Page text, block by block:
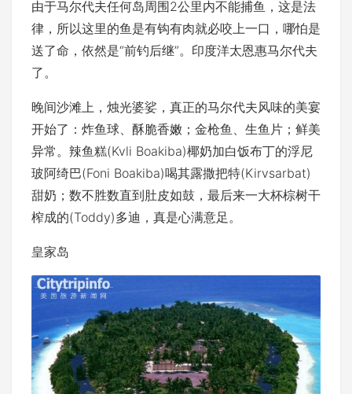
由于马尔代夫任何岛周围2公里内不能捕鱼，这是法
律，所以这里的鱼是有钩有肉就必咬上一口，哪怕是
送了命，依然是“前钓后继”。印度洋太恩惠马尔代夫
了。
晚间沙滩上，烛光婆娑，真正的马尔代夫风味的美宴
开始了：炸鱼球、酥脆香嫩；金枪鱼、生鱼片；鲜美
异常。辣鱼糕(Kvli Boakiba)椰奶加白饭布丁的浮尼
玻阿绮巴(Foni Boakiba)喝其露撒把特(Kirvsarbat)
甜奶；数不胜数直到肚皮如鼓，最后来一大杯棕树干
榨成的(Toddy)多迪，真是心满意足。
皇家岛